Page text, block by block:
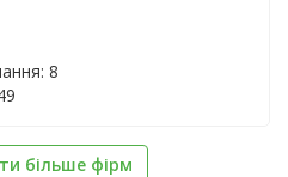
8
більше фірм